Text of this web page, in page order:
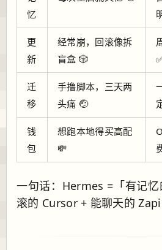
忆
更
新
经常崩，回滚像拆
盲盒 🎲
迁
移
手撸脚本，三天两
头痛 🤕
钱
包
想跑本地得买高配
💸
一句话：Hermes =「有记
滚的 Cursor + 能聊天的